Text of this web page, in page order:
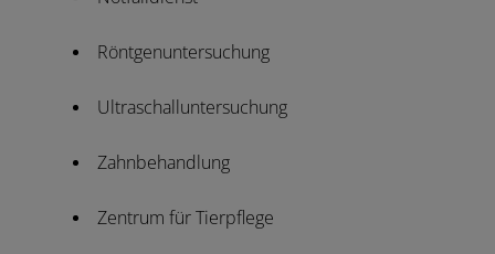
Röntgenuntersuchung
Ultraschalluntersuchung
Zahnbehandlung
Zentrum für Tierpflege